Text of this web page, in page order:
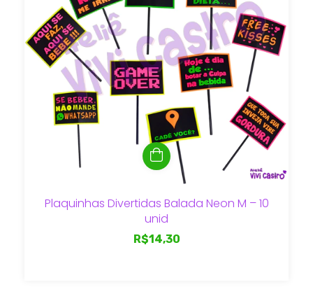
Plaquinhas Divertidas Balada Neon M – 10
unid
R$14,30